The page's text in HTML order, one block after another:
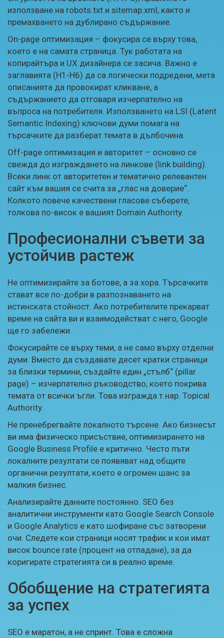
използване на robots.txt и sitemap.xml, както и
премахването на дублирано съдържание.
On-page оптимизация – фокусира се върху това,
което е на самата страница. Тук работата на
копирайтъра и UX дизайнера се засича. Важно е
заглавията (H1-H6) да са логически подредени, мета
описанията да провокират кликване, а
съдържанието да отговаря изчерпателно на
въпроса на потребителя. Използването на LSI (Latent
Semantic Indexing) ключови думи помага на
търсачките да разберат темата в дълбочина.
Off-page оптимизация и авторитет – основно се
свежда до изграждането на линкове (link building).
Всеки линк от авторитетен и тематично релевантен
сайт към вашия се счита за „глас на доверие“.
Колкото повече качествени гласове съберете,
толкова по-висок е вашият Domain Authority.
Професионални съвети за
устойчив растеж
Не оптимизирайте за ботове, а за хора. Търсачките
стават все по-добри в разпознаването на
истинската стойност. Ако потребителите прекарват
време на сайта ви и взаимодействат с него, Google
ще го забележи.
Фокусирайте се върху теми, а не само върху отделни
думи. Вместо да създавате десет кратки страници
за близки термини, създайте един „стълб“ (pillar
page) – изчерпателно ръководство, което покрива
темата от всички ъгли. Това изгражда т.нар. Topical
Authority.
Не пренебрегвайте локалното търсене. Ако бизнесът
ви има физическо присъствие, оптимизирането на
Google Business Profile е критично. Често пъти
локалните резултати се появяват над общите
органични резултати, което е огромен шанс за
малкия бизнес.
Анализирайте данните постоянно. SEO без
аналитични инструменти като Google Search Console
и Google Analytics е като шофиране със затворени
очи. Следете кои страници носят трафик и кои имат
висок bounce rate (процент на отпадане), за да
коригирате стратегията си в реално време.
Обобщение на стратегията
за успех
SEO е маратон, а не спринт. Това е сложна